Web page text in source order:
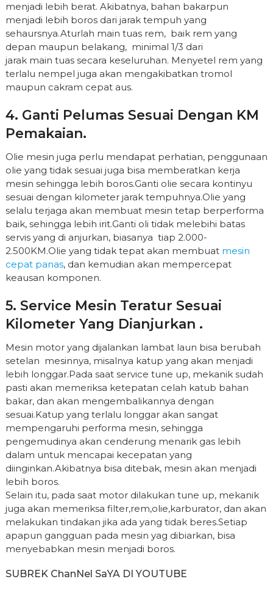
menjadi lebih berat. Akibatnya, bahan bakarpun
menjadi lebih boros dari jarak tempuh yang
sehaursnya.Aturlah main tuas rem, baik rem yang
depan maupun belakang, minimal 1/3 dari
jarak main tuas secara keseluruhan. Menyetel rem yang
terlalu nempel juga akan mengakibatkan tromol
maupun cakram cepat aus.
4. Ganti Pelumas Sesuai Dengan KM
Pemakaian.
Olie mesin juga perlu mendapat perhatian, penggunaan
olie yang tidak sesuai juga bisa memberatkan kerja
mesin sehingga lebih boros.Ganti olie secara kontinyu
sesuai dengan kilometer jarak tempuhnya.Olie yang
selalu terjaga akan membuat mesin tetap berperforma
baik, sehingga lebih irit.Ganti oli tidak melebihi batas
servis yang di anjurkan, biasanya tiap 2.000-
2.500KM.Olie yang tidak tepat akan membuat mesin
cepat panas, dan kemudian akan mempercepat
keausan komponen.
5. Service Mesin Teratur Sesuai
Kilometer Yang Dianjurkan .
Mesin motor yang dijalankan lambat laun bisa berubah
setelan mesinnya, misalnya katup yang akan menjadi
lebih longgar.Pada saat service tune up, mekanik sudah
pasti akan memeriksa ketepatan celah katub bahan
bakar, dan akan mengembalikannya dengan
sesuai.Katup yang terlalu longgar akan sangat
mempengaruhi performa mesin, sehingga
pengemudinya akan cenderung menarik gas lebih
dalam untuk mencapai kecepatan yang
diinginkan.Akibatnya bisa ditebak, mesin akan menjadi
lebih boros.
Selain itu, pada saat motor dilakukan tune up, mekanik
juga akan memeriksa filter,rem,olie,karburator, dan akan
melakukan tindakan jika ada yang tidak beres.Setiap
apapun gangguan pada mesin yag dibiarkan, bisa
menyebabkan mesin menjadi boros.
SUBREK ChanNel SaYA DI YOUTUBE